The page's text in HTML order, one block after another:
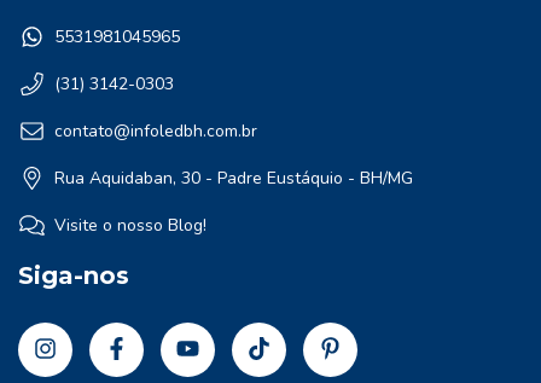
5531981045965
(31) 3142-0303
contato@infoledbh.com.br
Rua Aquidaban, 30 - Padre Eustáquio - BH/MG
Visite o nosso Blog!
Siga-nos